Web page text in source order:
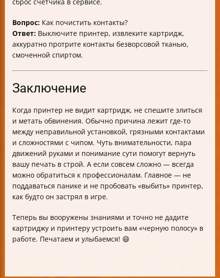
сброс счетчика в сервисе.
Вопрос: Как почистить контакты?
Ответ: Выключите принтер, извлеките картридж,
аккуратно протрите контакты безворсовой тканью,
смоченной спиртом.
Заключение
Когда принтер не видит картридж, не спешите злиться
и метать обвинения. Обычно причина лежит где-то
между неправильной установкой, грязными контактами
и сложностями с чипом. Чуть внимательности, пара
движений руками и понимание сути помогут вернуть
вашу печать в строй. А если совсем сложно — всегда
можно обратиться к профессионалам. Главное — не
поддаваться панике и не пробовать «выбить» принтер,
как будто он застрял в игре.
Теперь вы вооружены знаниями и точно не дадите
картриджу и принтеру устроить вам «черную полосу» в
работе. Печатаем и улыбаемся! 😄